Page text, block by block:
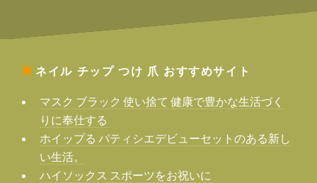
ネイル チップ つけ 爪 おすすめサイト
マスク ブラック 使い捨て 健康で豊かな生活づく
りに奉仕する
ホイップる パティシエデビューセットのある新し
い生活。
ハイソックス スポーツをお祝いに